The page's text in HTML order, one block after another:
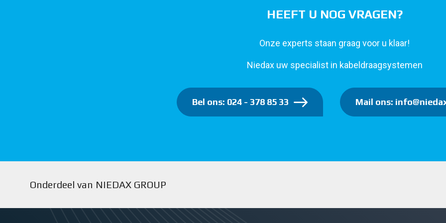
HEEFT U NOG VRAGEN?
Onze experts staan graag voor u klaar!
Niedax uw specialist in kabeldraagsystemen
Bel ons: 024 - 378 85 33 Mail ons:
Onderdeel van NIEDAX GROUP